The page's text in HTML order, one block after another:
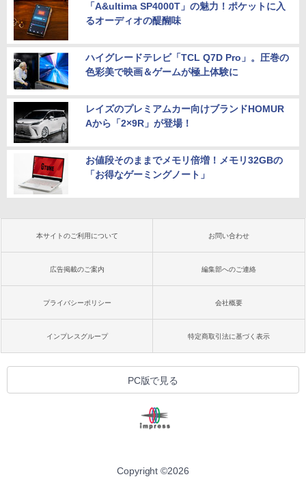
「A&ultima SP4000T」の魅力！ポケットに入
るオーディオの醍醐味
ハイグレードテレビ「TCL Q7D Pro」。圧巻の
色彩美で映画＆ゲームが極上体験に
レイズのプレミアムカー向けブランドHOMUR
Aから「2×9R」が登場！
お値段そのままでメモリ倍増！メモリ32GBの
「お得なゲーミングノート」
本サイトのご利用について お問い合わせ
広告掲載のご案内 編集部へのご連絡
プライバシーポリシー 会社概要
インプレスグループ 特定商取引法に基づく表示
PC版で見る
Copyright ©2026